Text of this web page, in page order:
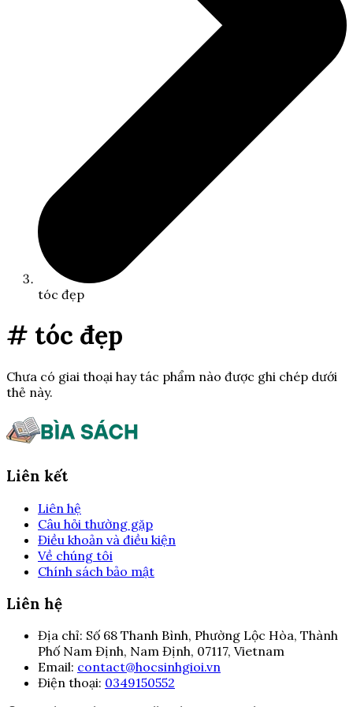
tóc đẹp
# tóc đẹp
Chưa có giai thoại hay tác phẩm nào được ghi chép dưới
thẻ này.
Liên kết
Liên hệ
Câu hỏi thường gặp
Điều khoản và điều kiện
Về chúng tôi
Chính sách bảo mật
Liên hệ
Địa chỉ: Số 68 Thanh Bình, Phường Lộc Hòa, Thành
Phố Nam Định, Nam Định, 07117, Vietnam
Email: contact@hocsinhgioi.vn
Điện thoại: 0349150552